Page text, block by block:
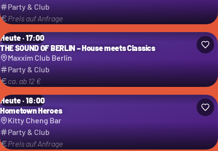
Party & Club
Preis auf Anfrage
Heute · 17:00
THE SOUND OF BERLIN – House meets Classics
Maxxim Club Berlin
Party & Club
ca. ab 12 €
Heute · 18:00
Hometown Heroes
Kitty Cheng Bar
Party & Club
Preis auf Anfrage